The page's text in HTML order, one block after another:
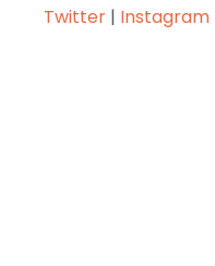
Twitter | Instagram